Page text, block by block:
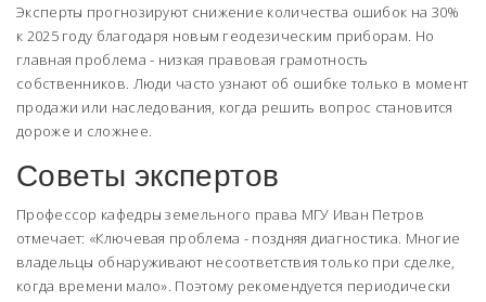
Эксперты прогнозируют снижение количества ошибок на 30%
к 2025 году благодаря новым геодезическим приборам. Но
главная проблема - низкая правовая грамотность
собственников. Люди часто узнают об ошибке только в момент
продажи или наследования, когда решить вопрос становится
дороже и сложнее.
Советы экспертов
Профессор кафедры земельного права МГУ Иван Петров
отмечает: «Ключевая проблема - поздняя диагностика. Многие
владельцы обнаруживают несоответствия только при сделке,
когда времени мало». Поэтому рекомендуется периодически